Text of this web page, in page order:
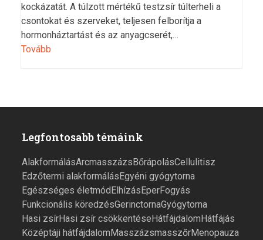
kockázatát. A túlzott mértékű testzsír túlterheli a
csontokat és szerveket, teljesen felborítja a
hormonháztartást és az anyagcserét,…
Tovább
Legfontosabb témáink
AlakformálásArcmasszázsBőrápolásCellulitisz
Edzőtermi alakformálásEgyéni gyógytorna
Egészséges életmódElhízásEperFogyás
Funkcionális köredzésGerinctornaGyógytorna
Hasi zsírHasi zsír csökkentéseHátfájdalomHátfájás
Középtáji hátfájdalomMasszázsmasszőrMenopauza